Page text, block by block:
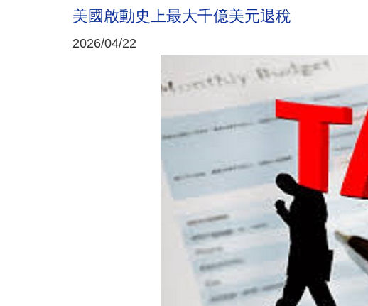
美國啟動史上最大千億美元退稅
2026/04/22